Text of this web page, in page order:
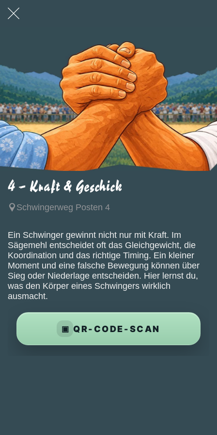
4 - Kraft & Geschick
Schwingerweg Posten 4
Ein Schwinger gewinnt nicht nur mit Kraft. Im
Sägemehl entscheidet oft das Gleichgewicht, die
Koordination und das richtige Timing. Ein kleiner
Moment und eine falsche Bewegung können über
Sieg oder Niederlage entscheiden. Hier lernst du,
was den Körper eines Schwingers wirklich
ausmacht.
▣ QR-CODE-SCAN